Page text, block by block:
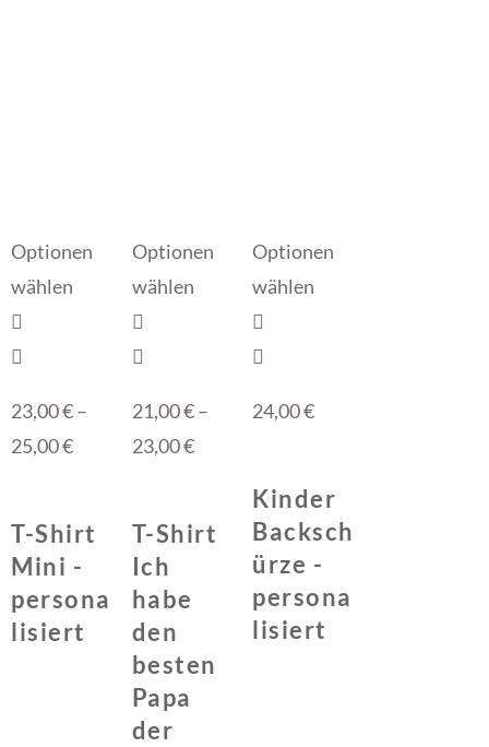
Optionen
wählen
23,00€–
25,00€
T-Shirt
Mini -
persona
lisiert
Optionen
wählen
21,00€–
23,00€
T-Shirt
Ich
habe
den
besten
Papa
der
Optionen
wählen
24,00€
Kinder
Backsch
ürze -
persona
lisiert